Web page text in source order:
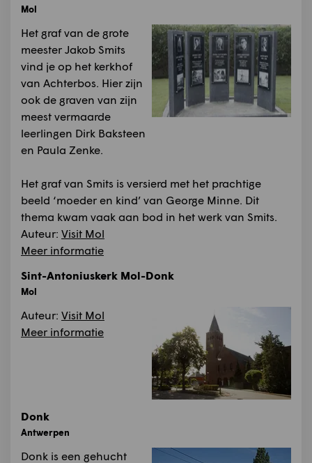
Mol
Het graf van de grote
meester Jakob Smits
vind je op het kerkhof
van Achterbos. Hier zijn
ook de graven van zijn
meest vermaarde
leerlingen Dirk Baksteen
en Paula Zenke.
Het graf van Smits is versierd met het prachtige
beeld ‘moeder en kind’ van George Minne. Dit
thema kwam vaak aan bod in het werk van Smits.
Auteur: Visit Mol
Meer informatie
Sint-Antoniuskerk Mol-Donk
Mol
Auteur: Visit Mol
Meer informatie
Donk
Antwerpen
Donk is een gehucht